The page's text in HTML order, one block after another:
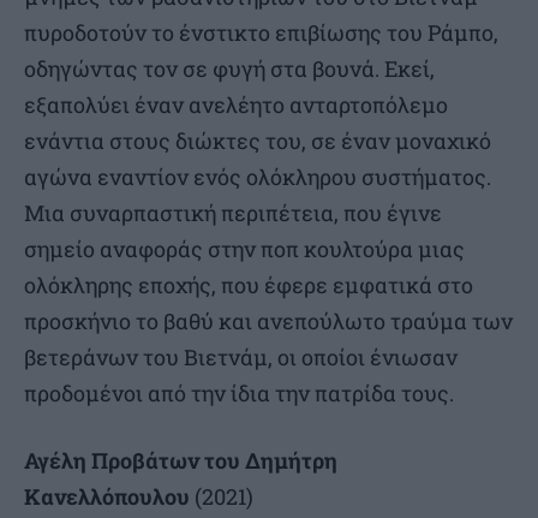
πυροδοτούν το ένστικτο επιβίωσης του Ράμπο,
οδηγώντας τον σε φυγή στα βουνά. Εκεί,
εξαπολύει έναν ανελέητο ανταρτοπόλεμο
ενάντια στους διώκτες του, σε έναν μοναχικό
αγώνα εναντίον ενός ολόκληρου συστήματος.
Μια συναρπαστική περιπέτεια, που έγινε
σημείο αναφοράς στην ποπ κουλτούρα μιας
ολόκληρης εποχής, που έφερε εμφατικά στο
προσκήνιο το βαθύ και ανεπούλωτο τραύμα των
βετεράνων του Βιετνάμ, οι οποίοι ένιωσαν
προδομένοι από την ίδια την πατρίδα τους.
Αγέλη Προβάτων του Δημήτρη
Κανελλόπουλου (2021)